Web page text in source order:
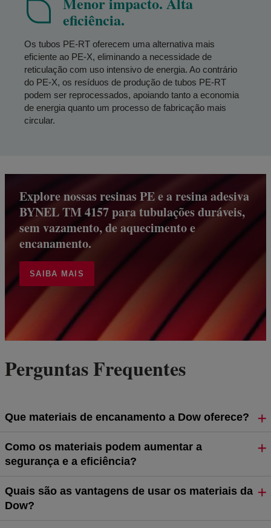
eficiência.
Os tubos PE-RT oferecem uma alternativa mais
eficiente ao PE-X, eliminando a necessidade de
reticulação com uso intensivo de energia. Ao contrário
do PE-X, os resíduos de produção de tubos PE-RT
podem ser reprocessados, apoiando tanto a economia
de energia quanto um processo de fabricação mais
circular.
Explore nossas resinas PE e a resina adesiva
BYNEL TM 4157 para tubulações duráveis,
sem vazamento, de aquecimento e
encanamento.
SAIBA MAIS
Perguntas Frequentes
Que materiais de encanamento a Dow oferece?
Como os materiais podem aumentar a
segurança e a eficiência?
Quais são as vantagens de usar os materiais da
Dow?